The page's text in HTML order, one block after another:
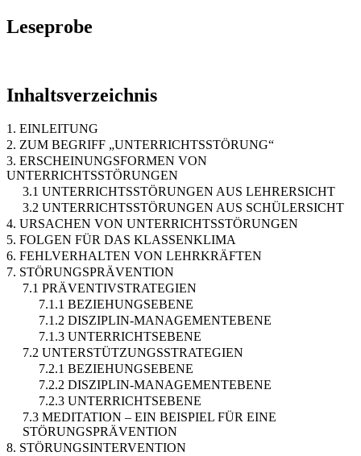
Leseprobe
Inhaltsverzeichnis
1. EINLEITUNG
2. ZUM BEGRIFF „UNTERRICHTSSTÖRUNG“
3. ERSCHEINUNGSFORMEN VON
UNTERRICHTSSTÖRUNGEN
3.1 UNTERRICHTSSTÖRUNGEN AUS LEHRERSICHT
3.2 UNTERRICHTSSTÖRUNGEN AUS SCHÜLERSICHT
4. URSACHEN VON UNTERRICHTSSTÖRUNGEN
5. FOLGEN FÜR DAS KLASSENKLIMA
6. FEHLVERHALTEN VON LEHRKRÄFTEN
7. STÖRUNGSPRÄVENTION
7.1 PRÄVENTIVSTRATEGIEN
7.1.1 BEZIEHUNGSEBENE
7.1.2 DISZIPLIN-MANAGEMENTEBENE
7.1.3 UNTERRICHTSEBENE
7.2 UNTERSTÜTZUNGSSTRATEGIEN
7.2.1 BEZIEHUNGSEBENE
7.2.2 DISZIPLIN-MANAGEMENTEBENE
7.2.3 UNTERRICHTSEBENE
7.3 MEDITATION – EIN BEISPIEL FÜR EINE
STÖRUNGSPRÄVENTION
8. STÖRUNGSINTERVENTION